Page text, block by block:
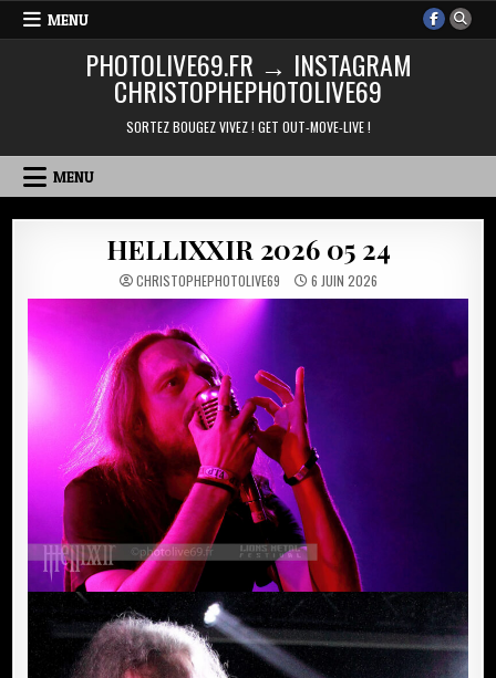
Skip
MENU
PHOTOLIVE69.FR → INSTAGRAM
CHRISTOPHEPHOTOLIVE69
SORTEZ BOUGEZ VIVEZ ! GET OUT-MOVE-LIVE !
MENU
HELLIXXIR 2026 05 24
CHRISTOPHEPHOTOLIVE69 6 JUIN 2026